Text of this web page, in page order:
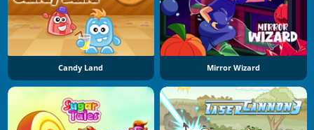
Candy Land Mirror Wizard